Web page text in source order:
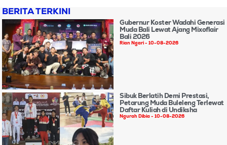
BERITA TERKINI
Gubernur Koster Wadahi Generasi
Muda Bali Lewat Ajang Mixoflair
Bali 2026
Rian Ngari 10-08-2026
Sibuk Berlatih Demi Prestasi,
Petarung Muda Buleleng Terlewat
Daftar Kuliah di Undiksha
Ngurah Dibia 10-08-2026